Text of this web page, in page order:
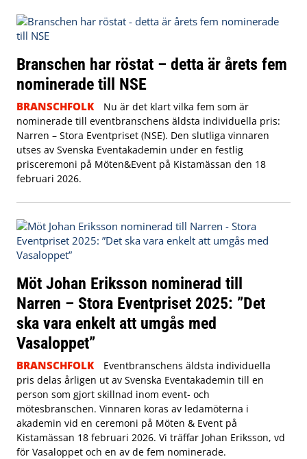
Branschen har röstat – detta är årets fem
nominerade till NSE
BRANSCHFOLK
Nu är det klart vilka fem som är
nominerade till eventbranschens äldsta individuella pris:
Narren – Stora Eventpriset (NSE). Den slutliga vinnaren
utses av Svenska Eventakademin under en festlig
prisceremoni på Möten&Event på Kistamässan den 18
februari 2026.
Möt Johan Eriksson nominerad till
Narren – Stora Eventpriset 2025: ”Det
ska vara enkelt att umgås med
Vasaloppet”
BRANSCHFOLK
Eventbranschens äldsta individuella
pris delas årligen ut av Svenska Eventakademin till en
person som gjort skillnad inom event- och
mötesbranschen. Vinnaren koras av ledamöterna i
akademin vid en ceremoni på Möten & Event på
Kistamässan 18 februari 2026. Vi träffar Johan Eriksson, vd
för Vasaloppet och en av de fem nominerade.